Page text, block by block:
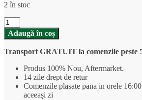
2 în stoc
Cantitate
Garnitura
capac
ambreiaj
Suzuki
Hayabusa
Adaugă în coș
Transport GRATUIT la comenzile peste
Produs 100% Nou, Aftermarket.
14 zile drept de retur
Comenzile plasate pana in orele
aceeași zi